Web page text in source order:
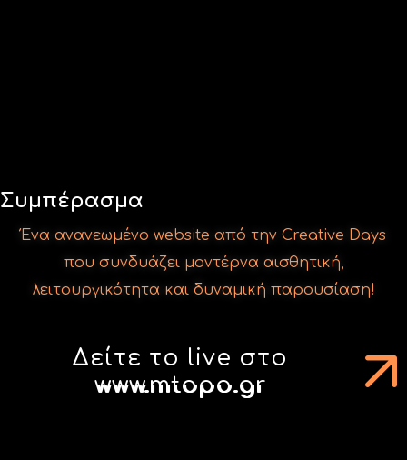
Ένα ανανεωμένο website από την Creative Days
που συνδυάζει μοντέρνα αισθητική,
λειτουργικότητα και δυναμική παρουσίαση!
Δείτε το live στο
www.mtopo.gr